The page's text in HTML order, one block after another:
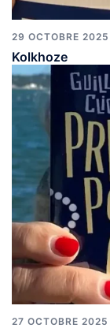
29 OCTOBRE 2025
Kolkhoze
27 OCTOBRE 2025